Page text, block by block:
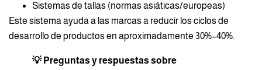
Sistemas de tallas (normas asiáticas/europeas)
Este sistema ayuda a las marcas a reducir los ciclos de
desarrollo de productos en aproximadamente 30%–40%.
💡 Preguntas y respuestas sobre